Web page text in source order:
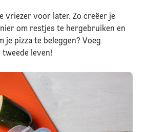
vriezer voor later. Zo creëer je
om restjes te hergebruiken en
pizza te beleggen? Voeg
leven!